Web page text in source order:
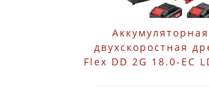
Аккумуляторная
двухскоростная
Flex DD 2G 18.0-EC